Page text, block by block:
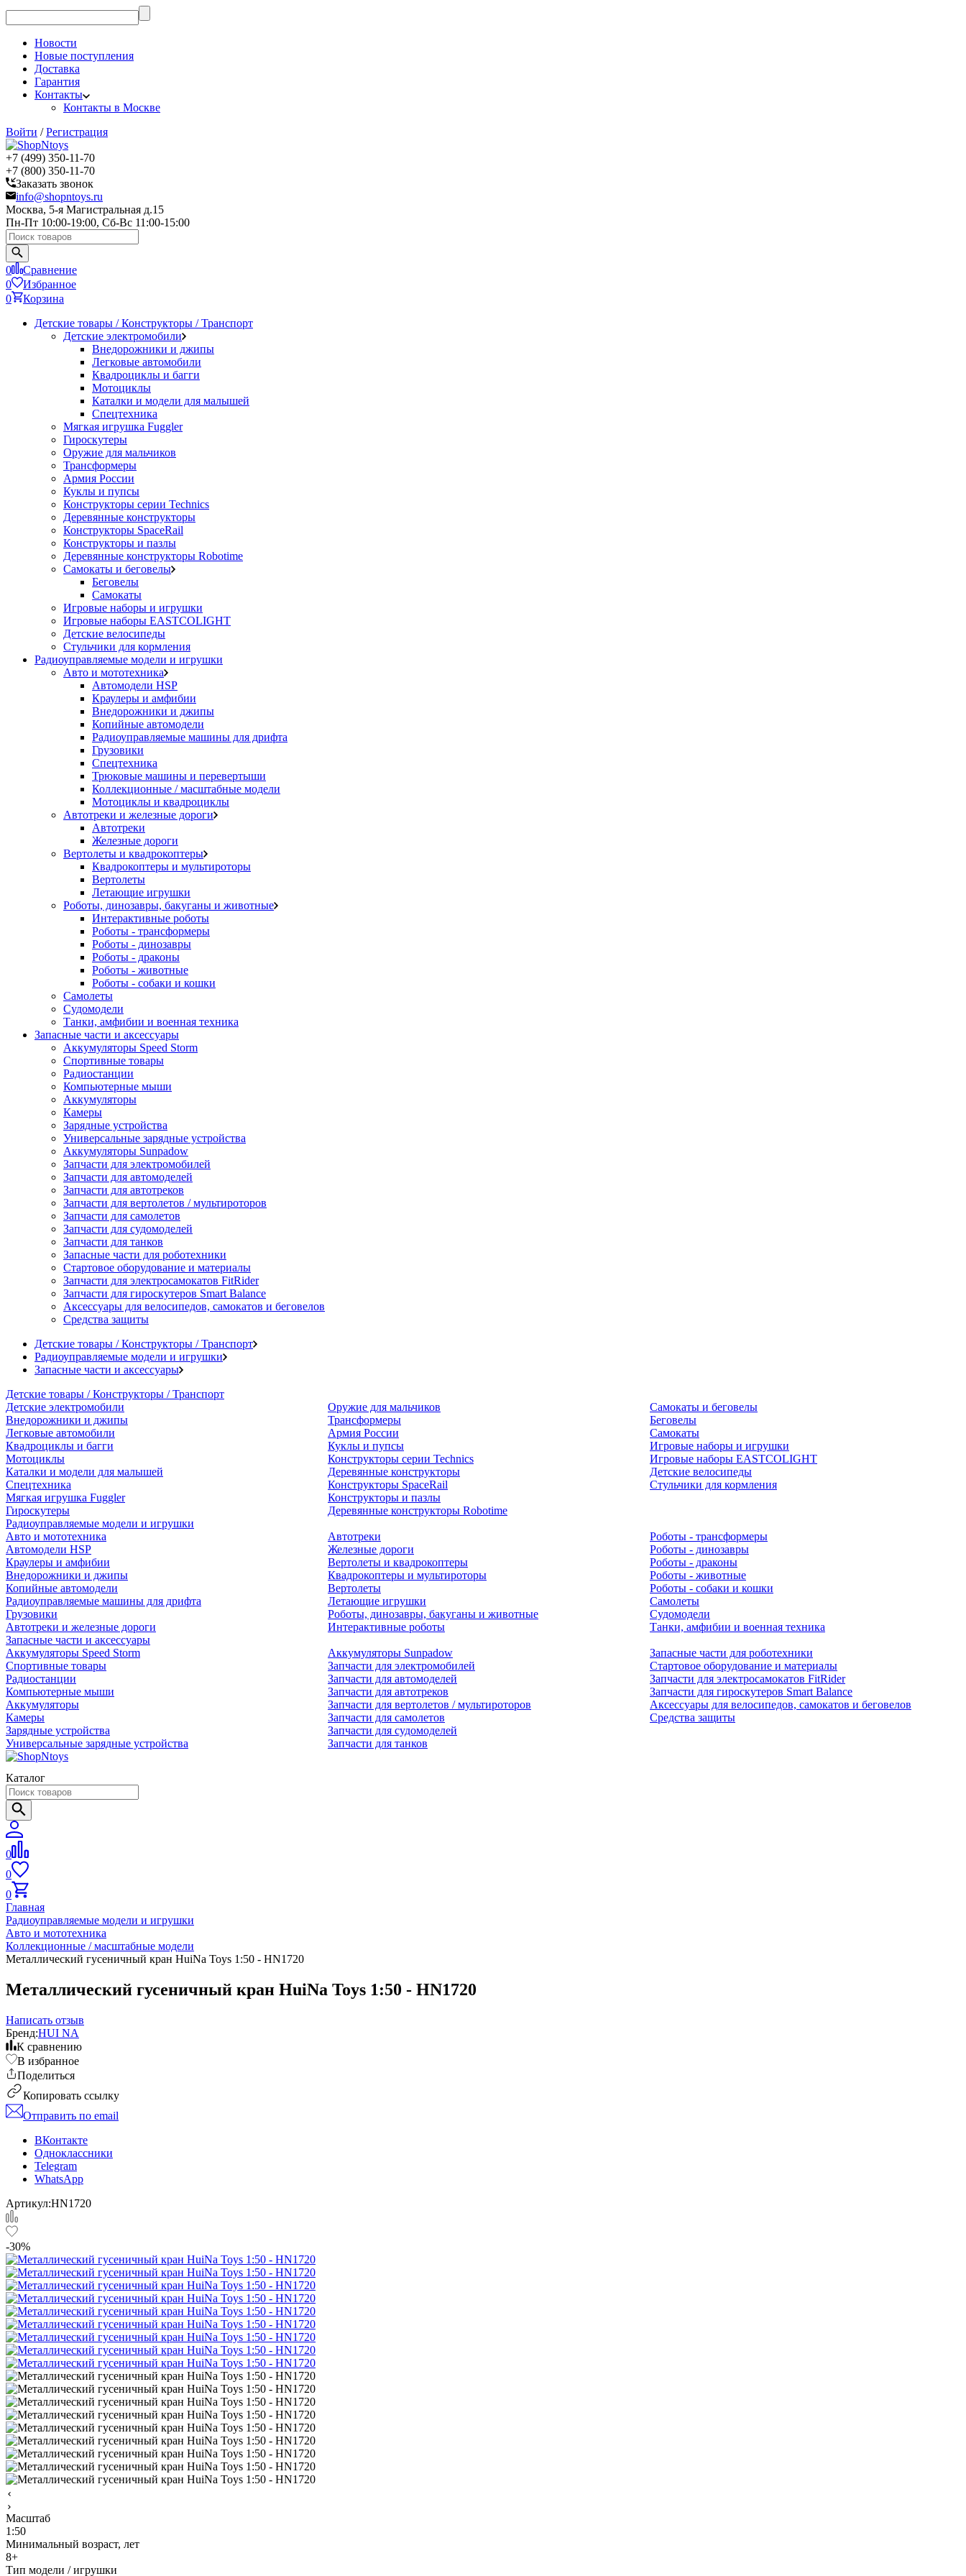
Новости
Новые поступления
Доставка
Гарантия
Контакты
Контакты в Москве
Войти /Регистрация
+7 (499) 350-11-70
+7 (800) 350-11-70
Заказать звонок
info@shopntoys.ru
Москва, 5-я Магистральная д.15
Пн-Пт 10:00-19:00, Сб-Вс 11:00-15:00
0
Сравнение
0
Избранное
0
Корзина
Детские товары / Конструкторы / Транспорт
Детские электромобили
Внедорожники и джипы
Легковые автомобили
Квадроциклы и багги
Мотоциклы
Каталки и модели для малышей
Спецтехника
Мягкая игрушка Fuggler
Гироскутеры
Оружие для мальчиков
Трансформеры
Армия России
Куклы и пупсы
Конструкторы серии Technics
Деревянные конструкторы
Конструкторы SpaceRail
Конструкторы и пазлы
Деревянные конструкторы Robotime
Самокаты и беговелы
Беговелы
Самокаты
Игровые наборы и игрушки
Игровые наборы EASTCOLIGHT
Детские велосипеды
Стульчики для кормления
Радиоуправляемые модели и игрушки
Авто и мототехника
Автомодели HSP
Краулеры и амфибии
Внедорожники и джипы
Копийные автомодели
Радиоуправляемые машины для дрифта
Грузовики
Спецтехника
Трюковые машины и перевертыши
Коллекционные / масштабные модели
Мотоциклы и квадроциклы
Автотреки и железные дороги
Автотреки
Железные дороги
Вертолеты и квадрокоптеры
Квадрокоптеры и мультироторы
Вертолеты
Летающие игрушки
Роботы, динозавры, бакуганы и животные
Интерактивные роботы
Роботы - трансформеры
Роботы - динозавры
Роботы - драконы
Роботы - животные
Роботы - собаки и кошки
Самолеты
Судомодели
Танки, амфибии и военная техника
Запасные части и аксессуары
Аккумуляторы Speed Storm
Спортивные товары
Радиостанции
Компьютерные мыши
Аккумуляторы
Камеры
Зарядные устройства
Универсальные зарядные устройства
Аккумуляторы Sunpadow
Запчасти для электромобилей
Запчасти для автомоделей
Запчасти для автотреков
Запчасти для вертолетов / мультироторов
Запчасти для самолетов
Запчасти для судомоделей
Запчасти для танков
Запасные части для роботехники
Стартовое оборудование и материалы
Запчасти для электросамокатов FitRider
Запчасти для гироскутеров Smart Balance
Аксессуары для велосипедов, самокатов и беговелов
Средства защиты
Детские товары / Конструкторы / Транспорт
Радиоуправляемые модели и игрушки
Запасные части и аксессуары
Детские товары / Конструкторы / Транспорт
Детские электромобили
Внедорожники и джипы
Легковые автомобили
Квадроциклы и багги
Мотоциклы
Каталки и модели для малышей
Спецтехника
Мягкая игрушка Fuggler
Гироскутеры
Оружие для мальчиков
Трансформеры
Армия России
Куклы и пупсы
Конструкторы серии Technics
Деревянные конструкторы
Конструкторы SpaceRail
Конструкторы и пазлы
Деревянные конструкторы Robotime
Самокаты и беговелы
Беговелы
Самокаты
Игровые наборы и игрушки
Игровые наборы EASTCOLIGHT
Детские велосипеды
Стульчики для кормления
Радиоуправляемые модели и игрушки
Авто и мототехника
Автомодели HSP
Краулеры и амфибии
Внедорожники и джипы
Копийные автомодели
Радиоуправляемые машины для дрифта
Грузовики
Автотреки и железные дороги
Автотреки
Железные дороги
Вертолеты и квадрокоптеры
Квадрокоптеры и мультироторы
Вертолеты
Летающие игрушки
Роботы, динозавры, бакуганы и животные
Интерактивные роботы
Роботы - трансформеры
Роботы - динозавры
Роботы - драконы
Роботы - животные
Роботы - собаки и кошки
Самолеты
Судомодели
Танки, амфибии и военная техника
Запасные части и аксессуары
Аккумуляторы Speed Storm
Спортивные товары
Радиостанции
Компьютерные мыши
Аккумуляторы
Камеры
Зарядные устройства
Универсальные зарядные устройства
Аккумуляторы Sunpadow
Запчасти для электромобилей
Запчасти для автомоделей
Запчасти для автотреков
Запчасти для вертолетов / мультироторов
Запчасти для самолетов
Запчасти для судомоделей
Запчасти для танков
Запасные части для роботехники
Стартовое оборудование и материалы
Запчасти для электросамокатов FitRider
Запчасти для гироскутеров Smart Balance
Аксессуары для велосипедов, самокатов и беговелов
Средства защиты
Каталог
0
0
0
Главная
Радиоуправляемые модели и игрушки
Авто и мототехника
Коллекционные / масштабные модели
Металлический гусеничный кран HuiNa Toys 1:50 - HN1720
Металлический гусеничный кран HuiNa Toys 1:50 - HN1720
Написать отзыв
Бренд:HUI NA
К сравнению
В избранное
Поделиться
Копировать ссылку
Отправить по email
ВКонтакте
Одноклассники
Telegram
WhatsApp
Артикул:HN1720
-30%
Масштаб
1:50
Минимальный возраст, лет
8+
Тип модели / игрушки